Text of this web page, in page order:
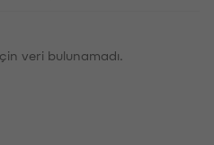
veri bulunamadı.